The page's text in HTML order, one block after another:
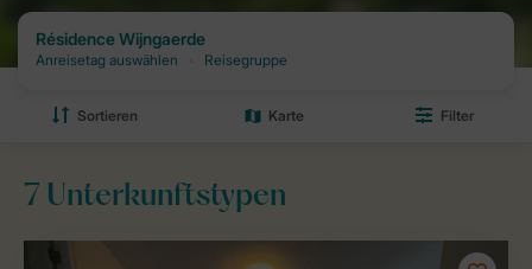
Ferienparks Résidence Wijngaerde